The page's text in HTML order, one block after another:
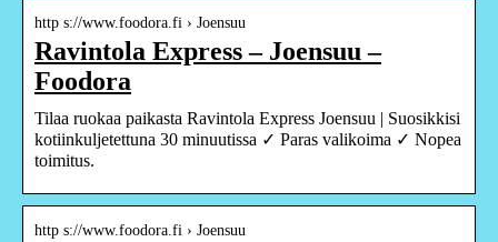
http s://www.foodora.fi › Joensuu
Ravintola Express – Joensuu –
Foodora
Tilaa ruokaa paikasta Ravintola Express Joensuu | Suosikkisi
kotiinkuljetettuna 30 minuutissa ✓ Paras valikoima ✓ Nopea
toimitus.
http s://www.foodora.fi › Joensuu